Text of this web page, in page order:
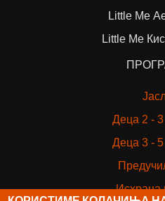
Little Me
Little Me
Деца 2 - 3
Деца 3 - 5
Исхрана